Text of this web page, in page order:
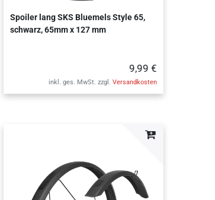
Spoiler lang SKS Bluemels Style 65,
schwarz, 65mm x 127 mm
9,99 €
inkl. ges. MwSt. zzgl. Versandkosten